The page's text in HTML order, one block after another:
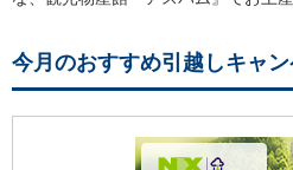
今月のおすすめ引越しキャ